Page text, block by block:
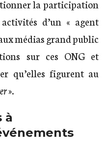
la participation
d’un « agent
médias grand public
sur ces ONG et
qu’elles figurent au
».
à